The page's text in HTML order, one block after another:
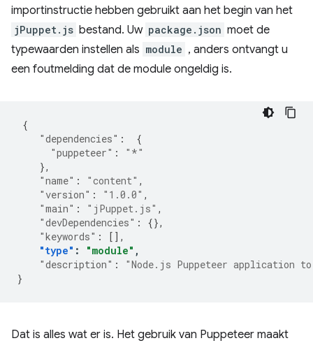
importinstructie hebben gebruikt aan het begin van het
jPuppet.js bestand. Uw package.json moet de
typewaarden instellen als module , anders ontvangt u
een foutmelding dat de module ongeldig is.
{
"dependencies" :
{
"puppeteer" :
"*"
},
"name" : "content" ,
"version" : "1.0.0" ,
"main" : "jPuppet.js" ,
"devDependencies" :
{},
"keywords" :
[],
"type" : "module" ,
"description" :
"Node.js Puppeteer application
}
Dat is alles wat er is. Het gebruik van Puppeteer maakt